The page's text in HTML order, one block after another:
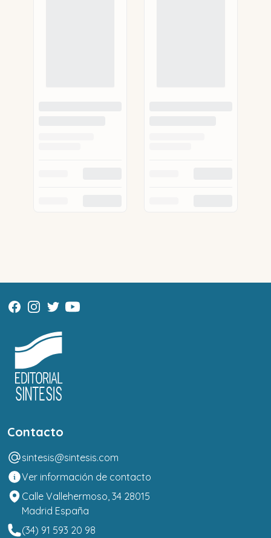
Contacto
sintesis@sintesis.com
Ver información de contacto
Calle Vallehermoso, 34 28015
Madrid España
(34) 91 593 20 98